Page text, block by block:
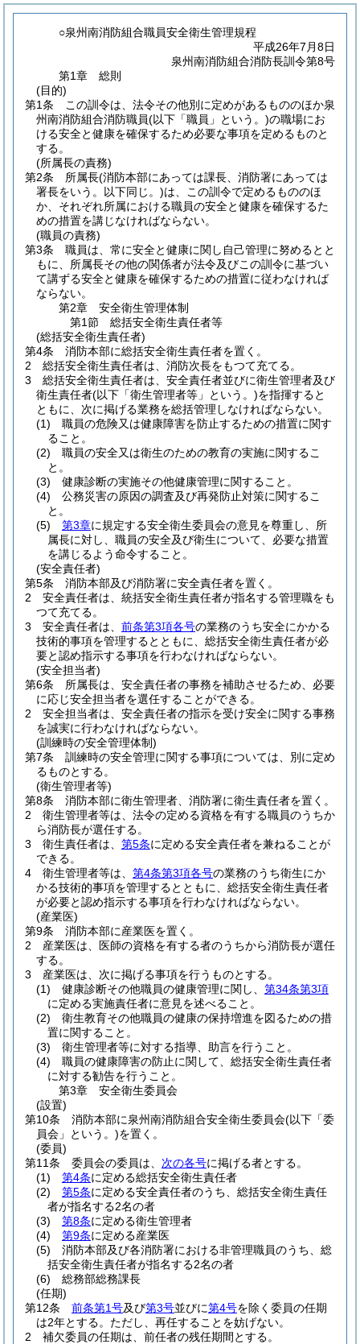
○泉州南消防組合職員安全衛生管理規程
平成26年7月8日
泉州南消防組合消防長訓令第8号
第1章
総則
(目的)
第1条
この訓令は、法令その他別に定めがあるもののほか泉
州南消防組合消防職員(以下「職員」という。)の職場にお
ける安全と健康を確保するため必要な事項を定めるものと
する。
(所属長の責務)
第2条
所属長(消防本部にあっては課長、消防署にあっては
署長をいう。以下同じ。)は、この訓令で定めるもののほ
か、それぞれ所属における職員の安全と健康を確保するた
めの措置を講じなければならない。
(職員の責務)
第3条
職員は、常に安全と健康に関し自己管理に努めるとと
もに、所属長その他の関係者が法令及びこの訓令に基づい
て講ずる安全と健康を確保するための措置に従わなければ
ならない。
第2章
安全衛生管理体制
第1節
総括安全衛生責任者等
(総括安全衛生責任者)
第4条
消防本部に総括安全衛生責任者を置く。
2
総括安全衛生責任者は、消防次長をもつて充てる。
3
総括安全衛生責任者は、安全責任者並びに衛生管理者及び
衛生責任者(以下「衛生管理者等」という。)を指揮すると
ともに、次に掲げる業務を総括管理しなければならない。
(1)
職員の危険又は健康障害を防止するための措置に関す
ること。
(2)
職員の安全又は衛生のための教育の実施に関するこ
と。
(3)
健康診断の実施その他健康管理に関すること。
(4)
公務災害の原因の調査及び再発防止対策に関するこ
と。
(5)
第3章に規定する安全衛生委員会の意見を尊重し、所
属長に対し、職員の安全及び衛生について、必要な措置
を講じるよう命令すること。
(安全責任者)
第5条
消防本部及び消防署に安全責任者を置く。
2
安全責任者は、統括安全衛生責任者が指名する管理職をも
つて充てる。
3
安全責任者は、 前条第3項各号の業務のうち安全にかかる
技術的事項を管理するとともに、総括安全衛生責任者が必
要と認め指示する事項を行わなければならない。
(安全担当者)
第6条
所属長は、安全責任者の事務を補助させるため、必要
に応じ安全担当者を選任することができる。
2
安全担当者は、安全責任者の指示を受け安全に関する事務
を誠実に行わなければならない。
(訓練時の安全管理体制)
第7条
訓練時の安全管理に関する事項については、別に定め
るものとする。
(衛生管理者等)
第8条
消防本部に衛生管理者、消防署に衛生責任者を置く。
2
衛生管理者等は、法令の定める資格を有する職員のうちか
ら消防長が選任する。
3
衛生責任者は、 第5条に定める安全責任者を兼ねることが
できる。
4
衛生管理者等は、 第4条第3項各号の業務のうち衛生にか
かる技術的事項を管理するとともに、総括安全衛生責任者
が必要と認め指示する事項を行わなければならない。
(産業医)
第9条
消防本部に産業医を置く。
2
産業医は、医師の資格を有する者のうちから消防長が選任
する。
3
産業医は、次に掲げる事項を行うものとする。
(1)
健康診断その他職員の健康管理に関し、 第34条第3項
に定める実施責任者に意見を述べること。
(2)
衛生教育その他職員の健康の保持増進を図るための措
置に関すること。
(3)
衛生管理者等に対する指導、助言を行うこと。
(4)
職員の健康障害の防止に関して、総括安全衛生責任者
に対する勧告を行うこと。
第3章
安全衛生委員会
(設置)
第10条
消防本部に泉州南消防組合安全衛生委員会(以下「委
員会」という。)を置く。
(委員)
第11条
委員会の委員は、 次の各号に掲げる者とする。
(1)
第4条に定める総括安全衛生責任者
(2)
第5条に定める安全責任者のうち、総括安全衛生責任
者が指名する2名の者
(3)
第8条に定める衛生管理者
(4)
第9条に定める産業医
(5)
消防本部及び各消防署における非管理職員のうち、総
括安全衛生責任者が指名する2名の者
(6)
総務部総務課長
(任期)
第12条
前条第1号及び第3号並びに第4号を除く委員の任期
は2年とする。 ただし、再任することを妨げない。
2
補欠委員の任期は、前任者の残任期間とする。